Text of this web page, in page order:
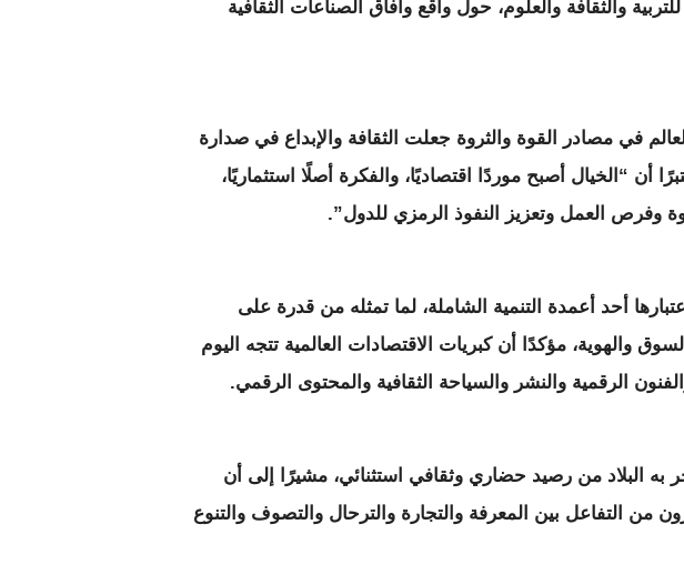
للتربية والثقافة والعلوم، حول واقع وآفاق الصناعات الثقافية
في مصادر القوة والثروة جعلت الثقافة والإبداع في صدارة
أن “الخيال أصبح موردًا اقتصاديًا، والفكرة أصلًا استثماريًا،
وفرص العمل وتعزيز النفوذ الرمزي للدول”.
أحد أعمدة التنمية الشاملة، لما تمثله من قدرة على
والهوية، مؤكدًا أن كبريات الاقتصادات العالمية تتجه اليوم
الرقمية والنشر والسياحة الثقافية والمحتوى الرقمي.
به البلاد من رصيد حضاري وثقافي استثنائي، مشيرًا إلى أن
من التفاعل بين المعرفة والتجارة والترحال والتصوف والتنوع